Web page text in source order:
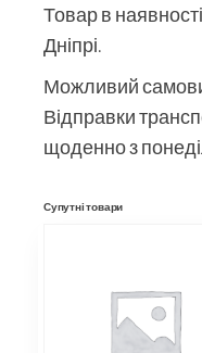
Товар в
Дніпрі.
Можливий
Відправки
щоденно з
Супутні товари